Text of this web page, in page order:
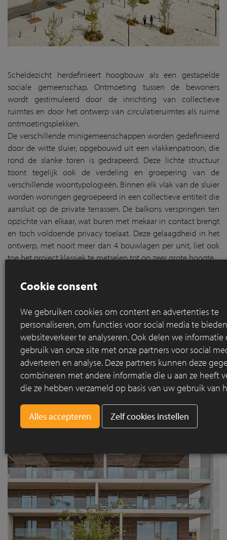
Scheldezicht herdefinieert hoogbouw als een gestapelde
sociale gemeenschap. Ontmoeting tussen de bewoners
wordt gestimuleerd door de inrichting van collectieve
ruimtes en door het ontwerp van circulatieruimtes als ruime
ontmoetingsplekken.
De verschillende minigemeenschappen worden gedefinieerd
door de witte sluier, opgebouwd uit een vlakkenpatroon, die
rond de slanke toren is gedrapeerd. Deze lichte structuur
toont tegelijk ook de verdeling en groepering van de
verschillende woontypologieën. Binnen elk vlak van de sluier
worden woningen gegroepeerd in een collectieve entiteit die
aansluit op de private terrassen. De balkons verspringen ten
opzichte van elkaar, wat buren met mekaar in contact brengt
en toch voldoende privacy toelaat. Deze gelaagdheid in het
ontwerp, met nooit meer dan 4 bouwlagen per unit, liet ook
toe het project klassiek te metselen tot op zeer grote hoogte.
Cookie consent
We gebruiken cookies om content en advertenties te
personaliseren, om functies voor social media te
websiteverkeer te analyseren. Ook delen we informatie
gebruik van onze site met onze partners voor social
adverteren en analyse. Deze partners kunnen deze
combineren met andere informatie die u aan ze heeft
die ze hebben verzameld op basis van uw gebruik van
Zelf cookies instellen